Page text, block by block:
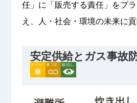
任」に「販売する責任」をプ
え、人・社会・環境の未来に貢
安定供給とガス事故